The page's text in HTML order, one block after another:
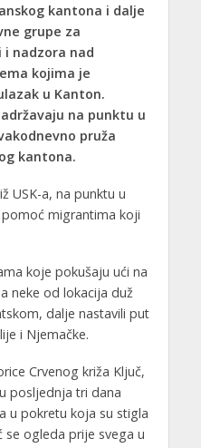
kantona i dalje
grupe za
nadzora nad
kojima je
u Kanton.
na punktu u
pruža
kantona.
USK-a, na punktu u
migrantima koji
koje pokušaju ući na
neke od lokacija duž
dalje nastavili put
i Njemačke.
Crvenog križa Ključ,
posljednja tri dana
u pokretu koja su stigla
se ogleda prije svega u